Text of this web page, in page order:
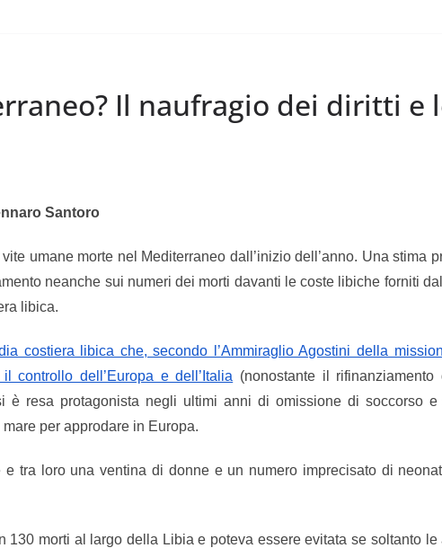
Il naufragio dei diritti e
Santoro
vite umane morte nel Mediterraneo dall’inizio dell’anno. Una stima
neanche sui numeri dei morti davanti le coste libiche forniti
libica.
costiera libica che, secondo l’Ammiraglio Agostini della
controllo dell’Europa e dell’Italia (nonostante il
è resa protagonista negli ultimi anni di omissione di soccorso
per approdare in Europa.
tra loro una ventina di donne e un numero imprecisato di
130 morti al largo della Libia e poteva essere evitata se soltanto